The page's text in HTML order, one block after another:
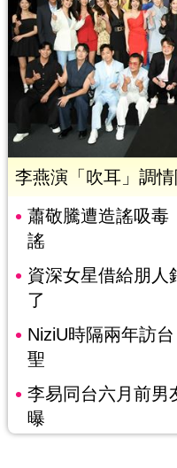
李燕演「吹耳」調
蕭敬騰遭造謠吸
謠
資深女星借給朋
了
NiziU時隔兩年訪
聖
李易同台六月前
曝